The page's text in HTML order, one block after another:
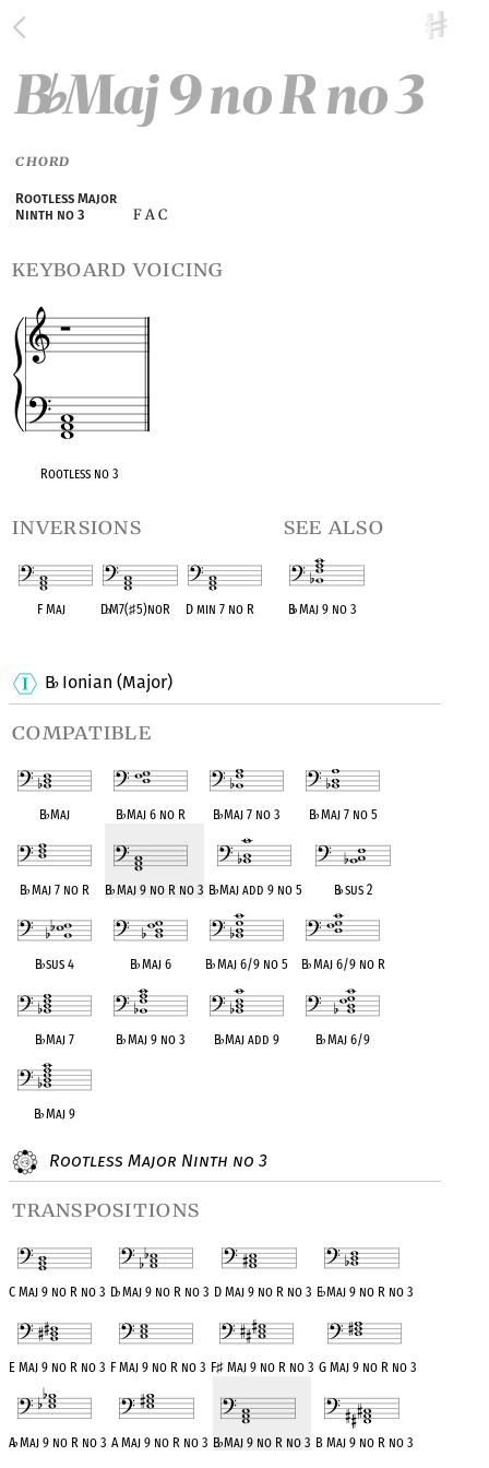
B♭Ionian (Major)
compatible
B♭Maj B♭Maj 6 no R B♭Maj 7 no 3 B♭Maj 7 no 5
B♭Maj 7 no R B♭Maj 9 no R no 3 B♭Maj add 9 no 5 B♭sus 2
B♭sus 4 B♭Maj 6 B♭Maj 6/9 no 5 B♭Maj 6/9 no R
B♭Maj 7 B♭Maj 9 no 3 B♭Maj add 9 B♭Maj 6/9
B♭Maj 9
Rootless Major Ninth no 3
transpositions
C Maj 9 no R no 3 D♭Maj 9 no R no 3 D Maj 9 no R no 3 E♭Maj 9 no R no 3
E Maj 9 no R no 3 F Maj 9 no R no 3 F♯ Maj 9 no R no 3 G Maj 9 no R no 3
A♭Maj 9 no R no 3 A Maj 9 no R no 3 B♭Maj 9 no R no 3 B Maj 9 no R no 3
B♭Maj 9 no R no 3
CHORD
Rootless Major
Ninth no 3
F A C
keyboard voicing
Rootless no 3
inversions
F Maj D♭M7(♯5)noR D min 7 no R
see also
B♭Maj 9 no 3